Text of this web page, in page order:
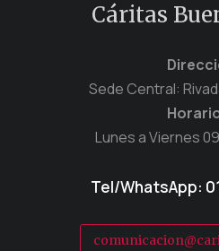
Cáritas
Sede Central:
Lunes a Viernes
Tel/WhatsApp: